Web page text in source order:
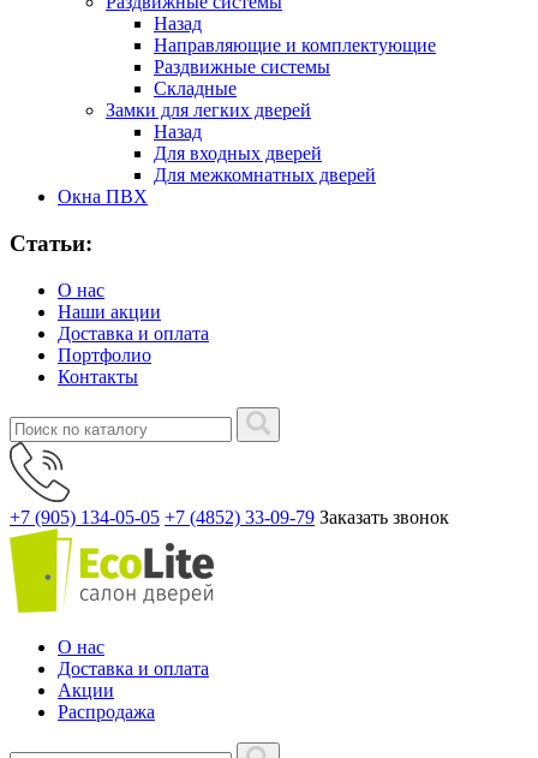
Назад
Направляющие и комплектующие
Раздвижные системы
Складные
Замки для легких дверей
Назад
Для входных дверей
Для межкомнатных дверей
Окна ПВХ
Статьи:
О нас
Наши акции
Доставка и оплата
Портфолио
Контакты
+7 (905) 134-05-05 +7 (4852) 33-09-79 Заказать звонок
О нас
Доставка и оплата
Акции
Распродажа